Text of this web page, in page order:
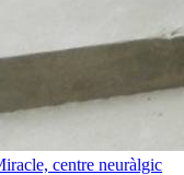
centre neuràlgic